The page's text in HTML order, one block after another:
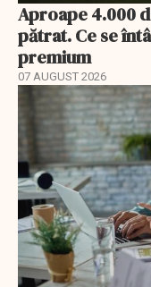
Aproape 4.000
pătrat. Ce se
premium
07 AUGUST 2026